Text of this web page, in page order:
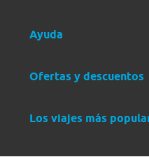
Ayuda
Ofertas y descuentos
Los viajes más